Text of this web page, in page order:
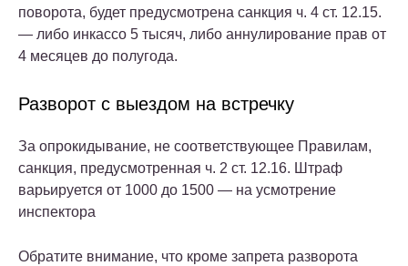
поворота, будет предусмотрена санкция ч. 4 ст. 12.15.
— либо инкассо 5 тысяч, либо аннулирование прав от
4 месяцев до полугода.
Разворот с выездом на встречку
За опрокидывание, не соответствующее Правилам,
санкция, предусмотренная ч. 2 ст. 12.16. Штраф
варьируется от 1000 до 1500 — на усмотрение
инспектора
Обратите внимание, что кроме запрета разворота